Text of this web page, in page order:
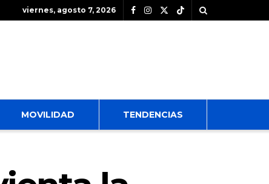
viernes, agosto 7, 2026
MOVILIDAD TENDENCIAS